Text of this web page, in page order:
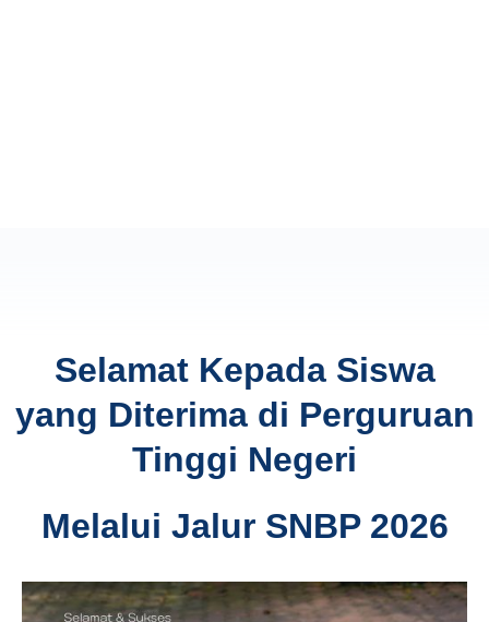
Selamat Kepada Siswa
yang Diterima di Perguruan
Tinggi Negeri
Melalui Jalur SNBP 2026